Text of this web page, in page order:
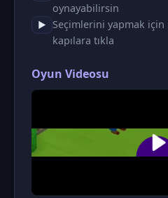
oynayabilirsin
▶
Seçimlerini yapmak
kapılara tıkla
Oyun Videosu